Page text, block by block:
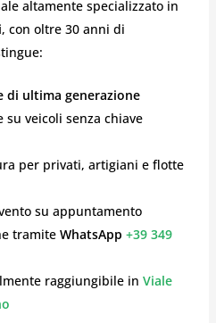
altamente specializzato in
, con oltre 30 anni di
di ultima generazione
su veicoli senza chiave
per privati, artigiani e flotte
su appuntamento
tramite WhatsApp +39 349
raggiungibile in Viale